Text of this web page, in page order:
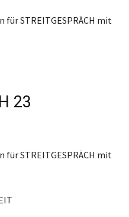
STREITGESPRÄCH mit
23
STREITGESPRÄCH mit